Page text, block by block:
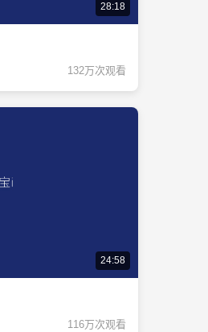
28:18
132万次观看
24:58
116万次观看